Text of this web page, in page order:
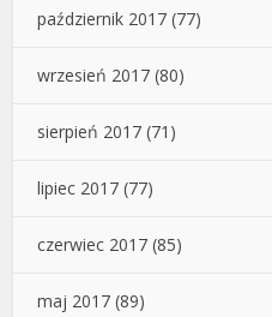
październik 2017 (77)
wrzesień 2017 (80)
sierpień 2017 (71)
lipiec 2017 (77)
czerwiec 2017 (85)
maj 2017 (89)